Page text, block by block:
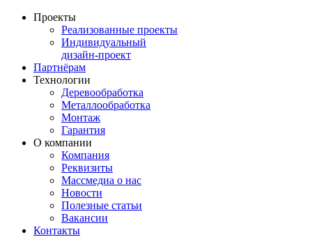
Проекты
Реализованные проекты
Индивидуальный
дизайн-проект
Партнёрам
Технологии
Деревообработка
Металлообработка
Монтаж
Гарантия
О компании
Компания
Реквизиты
Массмедиа о нас
Новости
Полезные статьи
Вакансии
Контакты